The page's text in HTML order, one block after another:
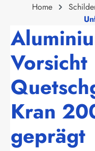
Home
Vorsicht
Kran
geprägt